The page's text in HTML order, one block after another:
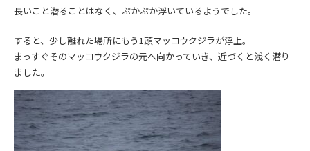
長いこと潜ることはなく、ぷかぷか浮いているようでした。
すると、少し離れた場所にもう1頭マッコウクジラが浮上。
まっすぐそのマッコウクジラの元へ向かっていき、近づくと浅く潜り
ました。